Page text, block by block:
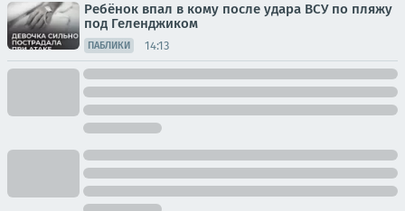
Ребёнок впал в кому после удара ВСУ по пляжу
под Геленджиком
ПАБЛИКИ 14:13